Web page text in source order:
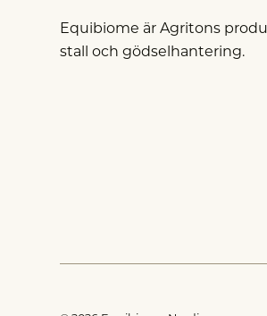
Equibiome är Agritons
stall och gödselhantering.